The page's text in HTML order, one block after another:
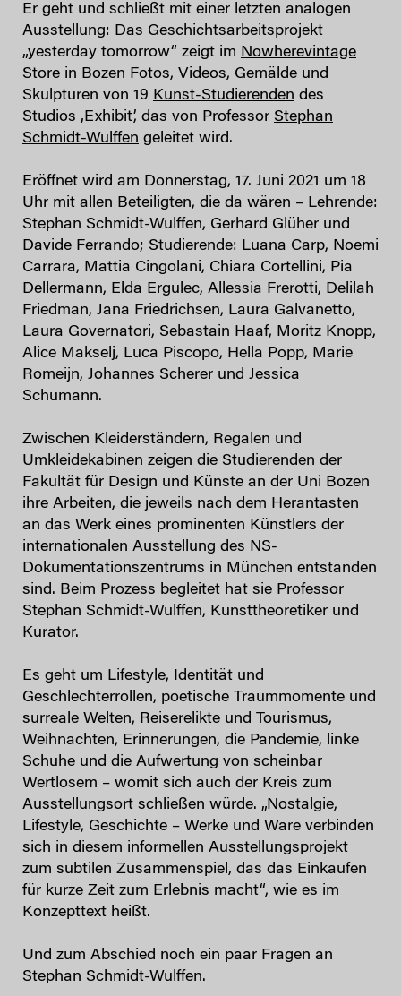
Er geht und schließt mit einer letzten analogen
Ausstellung: Das Geschichtsarbeitsprojekt
„yesterday tomorrow“ zeigt im Nowherevintage
Store in Bozen Fotos, Videos, Gemälde und
Skulpturen von 19 Kunst-Studierenden des
Studios ‚Exhibit’, das von Professor Stephan
Schmidt-Wulffen geleitet wird.
Eröffnet wird am Donnerstag, 17. Juni 2021 um 18
Uhr mit allen Beteiligten, die da wären – Lehrende:
Stephan Schmidt-Wulffen, Gerhard Glüher und
Davide Ferrando; Studierende: Luana Carp, Noemi
Carrara, Mattia Cingolani, Chiara Cortellini, Pia
Dellermann, Elda Ergulec, Allessia Frerotti, Delilah
Friedman, Jana Friedrichsen, Laura Galvanetto,
Laura Governatori, Sebastain Haaf, Moritz Knopp,
Alice Makselj, Luca Piscopo, Hella Popp, Marie
Romeijn, Johannes Scherer und Jessica
Schumann.
Zwischen Kleiderständern, Regalen und
Umkleidekabinen zeigen die Studierenden der
Fakultät für Design und Künste an der Uni Bozen
ihre Arbeiten, die jeweils nach dem Herantasten
an das Werk eines prominenten Künstlers der
internationalen Ausstellung des NS-
Dokumentationszentrums in München entstanden
sind. Beim Prozess begleitet hat sie Professor
Stephan Schmidt-Wulffen, Kunsttheoretiker und
Kurator.
Es geht um Lifestyle, Identität und
Geschlechterrollen, poetische Traummomente und
surreale Welten, Reiserelikte und Tourismus,
Weihnachten, Erinnerungen, die Pandemie, linke
Schuhe und die Aufwertung von scheinbar
Wertlosem – womit sich auch der Kreis zum
Ausstellungsort schließen würde. „Nostalgie,
Lifestyle, Geschichte – Werke und Ware verbinden
sich in diesem informellen Ausstellungsprojekt
zum subtilen Zusammenspiel, das das Einkaufen
für kurze Zeit zum Erlebnis macht“, wie es im
Konzepttext heißt.
Und zum Abschied noch ein paar Fragen an
Stephan Schmidt-Wulffen.